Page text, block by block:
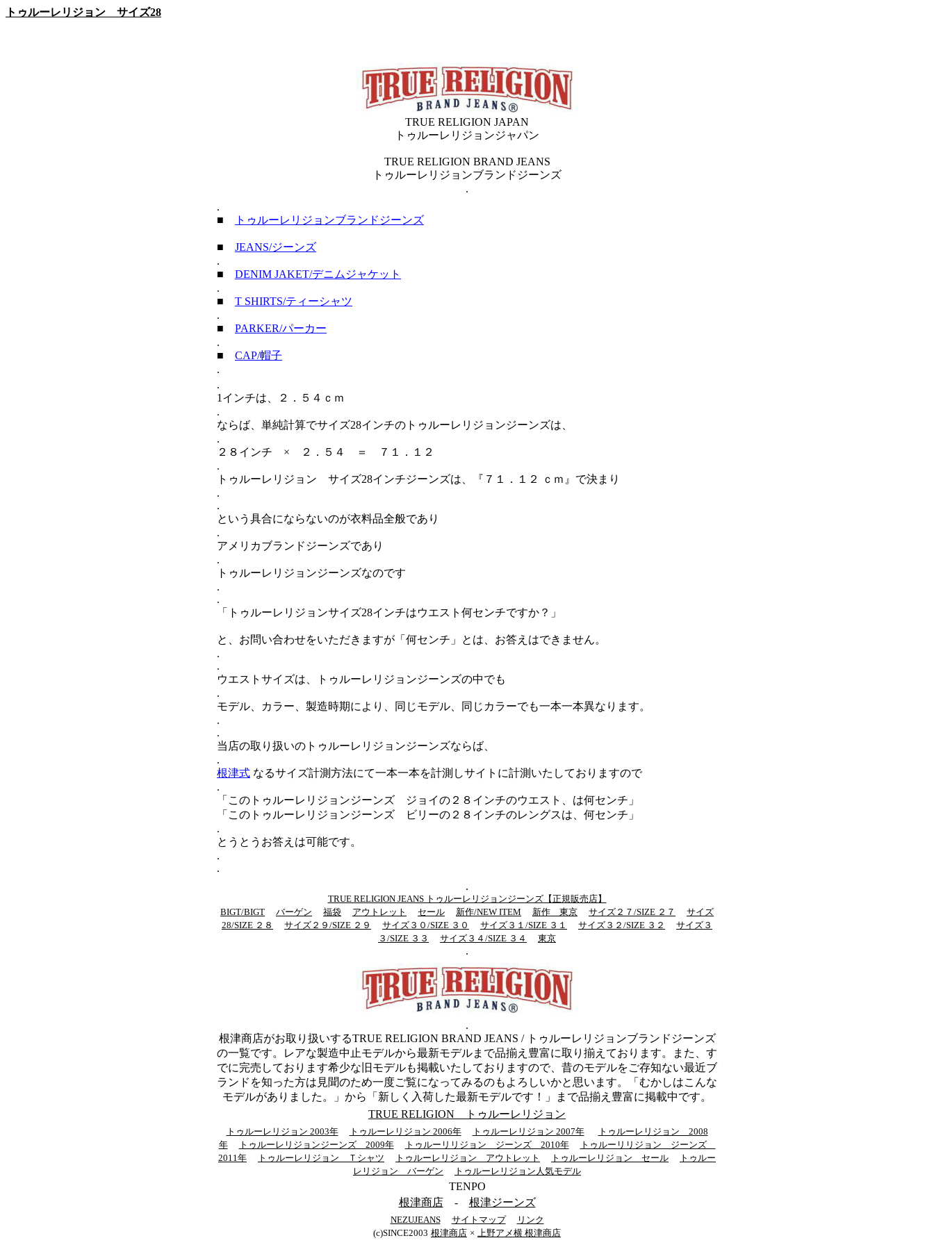
トゥルーレリジョン サイズ28
TRUE RELIGION JAPAN
トゥルーレリジョンジャパン
TRUE RELIGION BRAND JEANS
トゥルーレリジョンブランドジーンズ
.
.
■
トゥルーレリジョンブランドジーンズ
■ JEANS/ジーンズ
.
■ DENIM JAKET/デニムジャケット
.
■ T SHIRTS/ティーシャツ
.
■ PARKER/パーカー
.
■ CAP/帽子
.
.
1インチは、２．５４ｃｍ
.
ならば、単純計算でサイズ28インチのトゥルーレリジョンジーンズは、
.
２８インチ × ２．５４ ＝ ７１．１２
.
トゥルーレリジョン サイズ28インチジーンズは、『７１．１２ ｃｍ』で決まり
.
.
という具合にならないのが衣料品全般であり
.
アメリカブランドジーンズであり
.
トゥルーレリジョンジーンズなのです
.
.
「トゥルーレリジョンサイズ28インチはウエスト何センチですか？」
と、お問い合わせをいただきますが「何センチ」とは、お答えはできません。
.
.
ウエストサイズは、トゥルーレリジョンジーンズの中でも
.
モデル、カラー、製造時期により、同じモデル、同じカラーでも一本一本異なります。
.
.
当店の取り扱いのトゥルーレリジョンジーンズならば、
.
根津式 なるサイズ計測方法にて一本一本を計測しサイトに計測いたしておりますので
.
「このトゥルーレリジョンジーンズ ジョイの２８インチのウエスト、は何センチ」
「このトゥルーレリジョンジーンズ ビリーの２８インチのレングスは、何センチ」
.
とうとうお答えは可能です。
.
.
.
TRUE RELIGION JEANS トゥルーレリジョンジーンズ【正規販売店】
BIGT/BIGT
バーゲン 福袋 アウトレット セール 新作/NEW ITEM 新作 東京 サイズ２７/SIZE ２７
サイズ
28/SIZE ２８
サイズ２９/SIZE ２９ サイズ３０/SIZE ３０ サイズ３１/SIZE ３１ サイズ３２/SIZE ３２
サイズ３
３/SIZE ３３
サイズ３４/SIZE ３４ 東京
.
.
根津商店がお取り扱いするTRUE RELIGION BRAND JEANS / トゥルーレリジョンブランドジーンズ
の一覧です。レアな製造中止モデルから最新モデルまで品揃え豊富に取り揃えております。また、す
でに完売しております希少な旧モデルも掲載いたしておりますので、昔のモデルをご存知ない最近ブ
ランドを知った方は見聞のため一度ご覧になってみるのもよろしいかと思います。「むかしはこんな
モデルがありました。」から「新しく入荷した最新モデルです！」まで品揃え豊富に掲載中です。
TRUE RELIGION トゥルーレリジョン
トゥルーレリジョン 2003年 トゥルーレリジョン 2006年 トゥルーレリジョン 2007年
トゥルーレリジョン 2008
年
トゥルーレリジョンジーンズ 2009年 トゥルーリリジョン ジーンズ 2010年
トゥルーリリジョン ジーンズ
2011年
トゥルーレリジョン Ｔシャツ トゥルーレリジョン アウトレット トゥルーレリジョン セール
トゥルー
レリジョン バーゲン
トゥルーレリジョン人気モデル
TENPO
根津商店- 根津ジーンズ
NEZUJEANS サイトマップ
リンク
(c)SINCE2003 根津商店 × 上野アメ横 根津商店